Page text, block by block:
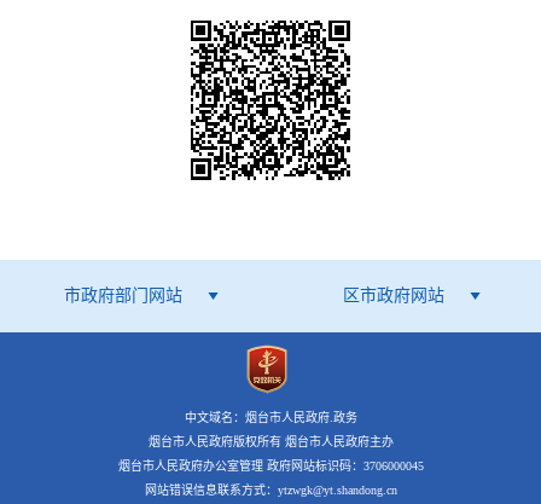
市政府部门网站 区市政府网站
中文域名：烟台市人民政府.政务
烟台市人民政府版权所有 烟台市人民政府主办
烟台市人民政府办公室管理 政府网站标识码：3706000045
网站错误信息联系方式：ytzwgk@yt.shandong.cn